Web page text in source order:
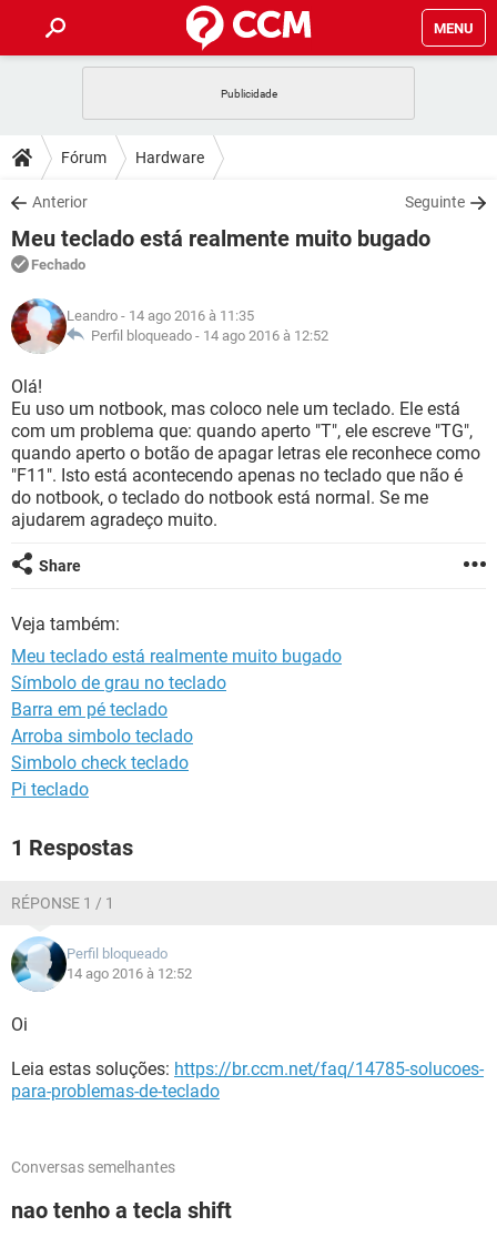
MENU
CELULAR
OUTLOOK
INSTAGRAM GMAIL
GUIA DE COMPRAS
DICAS
JOGOS
OUTLOOK
INSTAGRAM
GUIA DE COMPRAS
DOWNLOADS
JOGOS WHATSAPP
CELULAR
OUTLOOK
INSTAGRAM
GUIA DE COMPRAS
FÓRUM
JOGOS
CELULAR FACEBOOK
INSTAGRAM GMAIL
GUIA DE COMPRAS
GLOSSÁRIO
JOGOS
CELULAR
OUTLOOK EXCEL
INSTAGRAM
GUIA DE COMPRAS
Fórum Hardware
Anterior Seguinte
Meu teclado está realmente muito bugado
Fechado
Leandro - 14 ago 2016 à 11:35
Perfil bloqueado - 14 ago 2016 à 12:52
Olá!
Eu uso um notbook, mas coloco nele um teclado. Ele está
com um problema que: quando aperto "T", ele escreve "TG",
quando aperto o botão de apagar letras ele reconhece como
"F11". Isto está acontecendo apenas no teclado que não é
do notbook, o teclado do notbook está normal. Se me
ajudarem agradeço muito.
Share
Veja também:
Meu teclado está realmente muito bugado
Símbolo de grau no teclado
Barra em pé teclado
Arroba simbolo teclado
Simbolo check teclado
Pi teclado
1 Respostas
RÉPONSE 1 / 1
Perfil bloqueado
14 ago 2016 à 12:52
Oi
Leia estas soluções: https://br.ccm.net/faq/14785-solucoes-
para-problemas-de-teclado
Conversas semelhantes
nao tenho a tecla shift